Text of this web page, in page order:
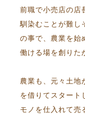
前職で小売店の店
馴染むことが難し
の事で、農業を始
働ける場を創りた
農業も、元々土地
を借りてスタート
モノを仕入れて売